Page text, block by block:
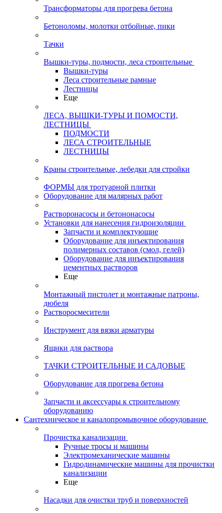
Трансформаторы для прогрева бетона
Бетоноломы, молотки отбойные, пики
Тачки
Вышки-туры, подмости, леса строительные
Вышки-туры
Леса строительные рамные
Лестницы
Еще
ЛЕСА, ВЫШКИ-ТУРЫ И ПОМОСТИ,
ЛЕСТНИЦЫ
ПОДМОСТИ
ЛЕСА СТРОИТЕЛЬНЫЕ
ЛЕСТНИЦЫ
Краны строительные, лебедки для стройки
ФОРМЫ для тротуарной плитки
Оборудование для малярных работ
Растворонасосы и бетононасосы
Установки для нанесения гидроизоляции
Запчасти и комплектующие
Оборудование для инъектирования
полимерных составов (смол, гелей)
Оборудование для инъектирования
цементных растворов
Еще
Монтажный пистолет и монтажные патроны,
дюбеля
Растворосмесители
Инструмент для вязки арматуры
Ящики для раствора
ТАЧКИ СТРОИТЕЛЬНЫЕ И САДОВЫЕ
Оборудование для прогрева бетона
Запчасти и аксессуары к строительному
оборудованию
Сантехническое и каналопромывочное оборудование
Прочистка канализации
Ручные тросы и машины
Электромеханические машины
Гидродинамические машины для прочистки
канализации
Еще
Насадки для очистки труб и поверхностей